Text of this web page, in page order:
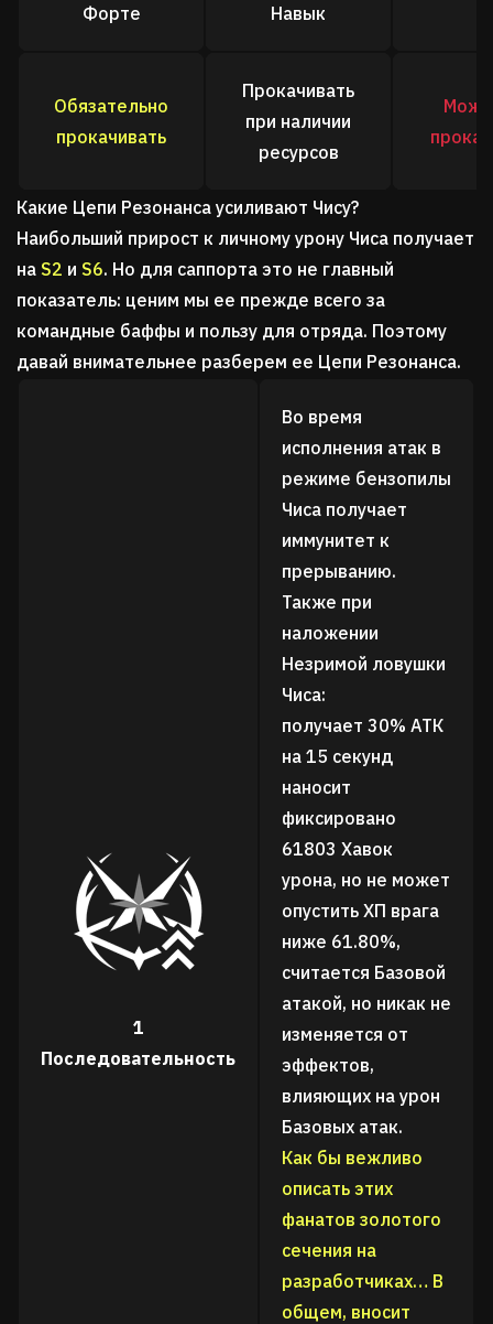
Форте Навык
Обязательно
прокачивать
Прокачивать
при наличии
ресурсов
Какие Цепи Резонанса усиливают Чису?
Наибольший прирост к личному урону Чиса получает
на S2 и S6. Но для саппорта это не главный
показатель: ценим мы ее прежде всего за
командные баффы и пользу для отряда. Поэтому
давай внимательнее разберем ее Цепи Резонанса.
1
Последовательность
Во время
исполнения атак в
режиме бензопилы
Чиса получает
иммунитет к
прерыванию.
Также при
наложении
Незримой ловушки
Чиса:
получает 30% АТК
на 15 секунд
наносит
фиксировано
61803 Хавок
урона, но не может
опустить ХП врага
ниже 61.80%,
считается Базовой
атакой, но никак не
изменяется от
эффектов,
влияющих на урон
Базовых атак.
Как бы вежливо
описать этих
фанатов золотого
сечения на
разработчиках… В
общем, вносит